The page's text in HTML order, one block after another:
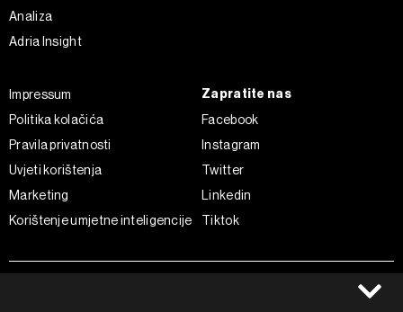
Analiza
Adria Insight
Impressum
Politika kolačića
Pravila privatnosti
Uvjeti korištenja
Marketing
Korištenje umjetne inteligencije
Zapratite nas
Facebook
Instagram
Twitter
Linkedin
Tiktok
©2022 - 2026 Bloomberg L.P. All Rights Reserved. BLOOMBERG and
the BLOOMBERG logo are registered trademarks and service marks of